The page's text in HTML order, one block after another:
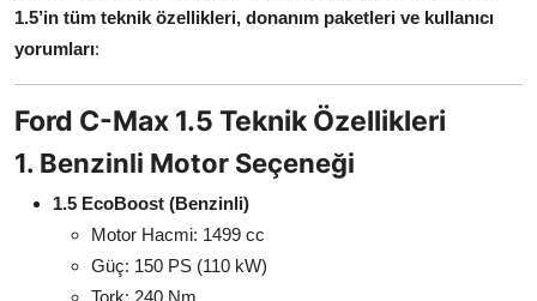
1.5’in tüm teknik özellikleri, donanım paketleri ve kullanıcı
yorumları:
Ford C-Max 1.5 Teknik Özellikleri
1. Benzinli Motor Seçeneği
1.5 EcoBoost (Benzinli)
Motor Hacmi: 1499 cc
Güç: 150 PS (110 kW)
Tork: 240 Nm